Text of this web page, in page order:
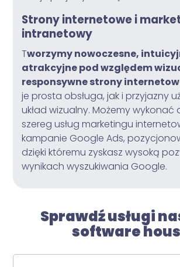
Strony internetowe i
intranetowy
Tworzymy nowoczesne,
atrakcyjne pod względem
responsywne strony
je prosta obsługa, jak i przyjazny
układ wizualny. Możemy wykonać
szereg usług marketingu
kampanie Google Ads,
dzięki któremu zyskasz wysoką
wynikach wyszukiwania Google.
Sprawdź usługi
software